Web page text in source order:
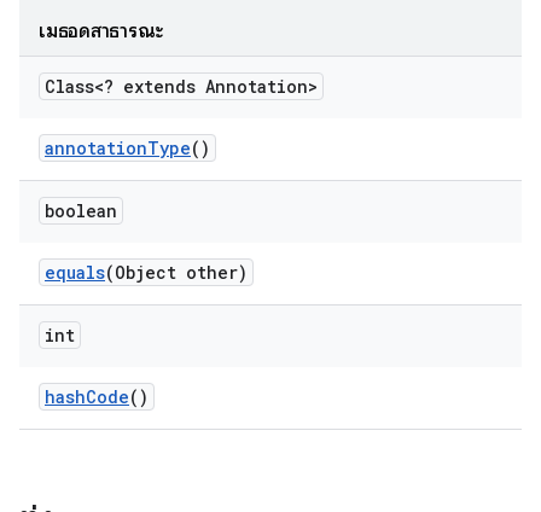
เมธอดสาธารณะ
Class<? extends Annotation>
annotationType()
boolean
equals(Object other)
int
hashCode()